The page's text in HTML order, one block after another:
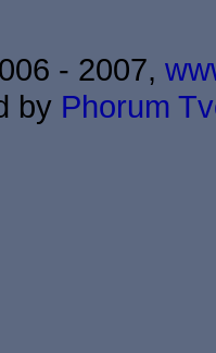
- 2007,
by Phorum